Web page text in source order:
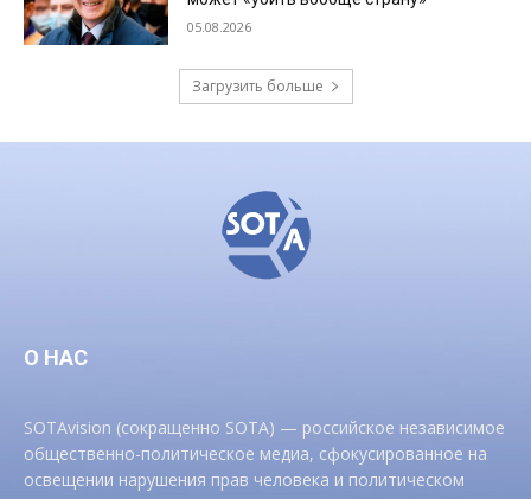
05.08.2026
Загрузить больше
О НАС
SOTAvision (сокращенно SOTA) — российское независимое
общественно-политическое медиа, сфокусированное на
освещении нарушения прав человека и политическом